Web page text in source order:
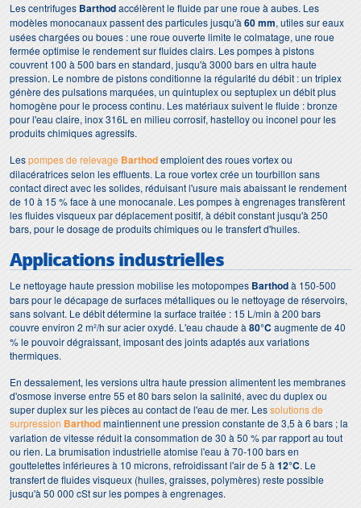
Les centrifuges Barthodaccélèrent le fluide par une roue à aubes. Les
modèles monocanaux passent des particules jusqu'à 60 mm, utiles sur eaux
usées chargées ou boues : une roue ouverte limite le colmatage, une roue
fermée optimise le rendement sur fluides clairs. Les pompes à pistons
couvrent 100 à 500 bars en standard, jusqu'à 3000 bars en ultra haute
pression. Le nombre de pistons conditionne la régularité du débit : un triplex
génère des pulsations marquées, un quintuplex ou septuplex un débit plus
homogène pour le process continu. Les matériaux suivent le fluide : bronze
pour l'eau claire, inox 316L en milieu corrosif, hastelloy ou inconel pour les
produits chimiques agressifs.
Lespompes de relevage Barthodemploient des roues vortex ou
dilacératrices selon les effluents. La roue vortex crée un tourbillon sans
contact direct avec les solides, réduisant l'usure mais abaissant le rendement
de 10 à 15 % face à une monocanale. Les pompes à engrenages transfèrent
les fluides visqueux par déplacement positif, à débit constant jusqu'à 250
bars, pour le dosage de produits chimiques ou le transfert d'huiles.
Applications industrielles
Le nettoyage haute pression mobilise les motopompes Barthodà 150-500
bars pour le décapage de surfaces métalliques ou le nettoyage de réservoirs,
sans solvant. Le débit détermine la surface traitée : 15 L/min à 200 bars
couvre environ 2 m²/h sur acier oxydé. L'eau chaude à 80°C augmente de 40
% le pouvoir dégraissant, imposant des joints adaptés aux variations
thermiques.
En dessalement, les versions ultra haute pression alimentent les membranes
d'osmose inverse entre 55 et 80 bars selon la salinité, avec du duplex ou
super duplex sur les pièces au contact de l'eau de mer. Lessolutions de
surpression Barthodmaintiennent une pression constante de 3,5 à 6 bars ; la
variation de vitesse réduit la consommation de 30 à 50 % par rapport au tout
ou rien. La brumisation industrielle atomise l'eau à 70-100 bars en
gouttelettes inférieures à 10 microns, refroidissant l'air de 5 à 12°C. Le
transfert de fluides visqueux (huiles, graisses, polymères) reste possible
jusqu'à 50 000 cSt sur les pompes à engrenages.